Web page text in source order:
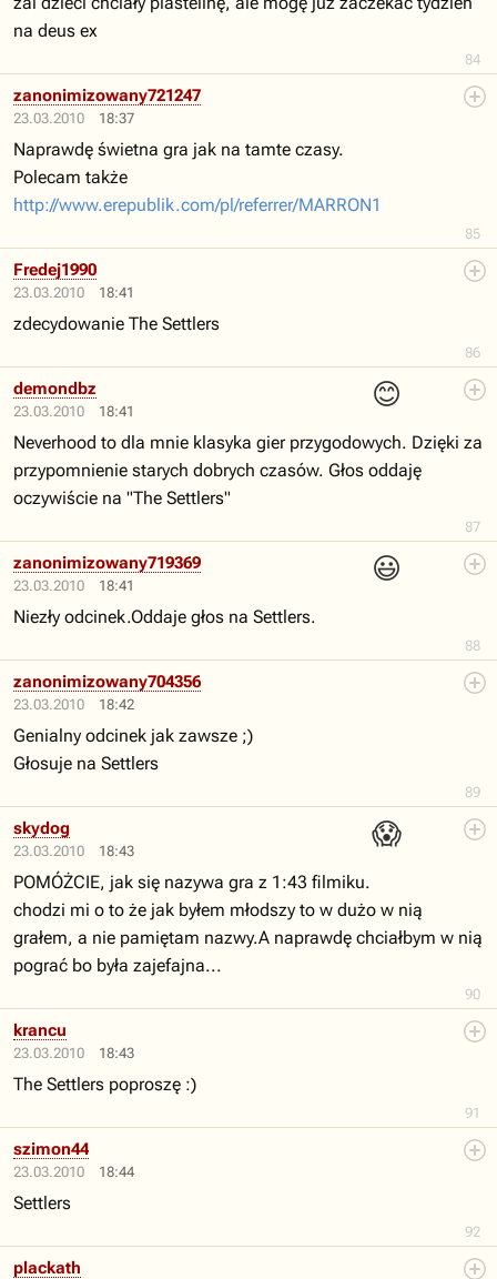
84
na deus ex
23.03.2010 18:37
85
zanonimizowany721247
Naprawdę świetna gra jak na tamte czasy.
Polecam także
http://www.erepublik.com/pl/referrer/MARRON1
23.03.2010 18:41
86
Fredej1990
zdecydowanie The Settlers
23.03.2010 18:41
😊
87
demondbz
Neverhood to dla mnie klasyka gier przygodowych. Dzięki za
przypomnienie starych dobrych czasów. Głos oddaję
oczywiście na "The Settlers"
23.03.2010 18:41
😃
88
zanonimizowany719369
Niezły odcinek.Oddaje głos na Settlers.
23.03.2010 18:42
89
zanonimizowany704356
Genialny odcinek jak zawsze ;)
Głosuje na Settlers
23.03.2010 18:43
😱
90
skydog
POMÓŻCIE, jak się nazywa gra z 1:43 filmiku.
chodzi mi o to że jak byłem młodszy to w dużo w nią
grałem, a nie pamiętam nazwy.A naprawdę chciałbym w nią
pograć bo była zajefajna...
23.03.2010 18:43
91
krancu
The Settlers poproszę :)
23.03.2010 18:44
92
szimon44
Settlers
plackath